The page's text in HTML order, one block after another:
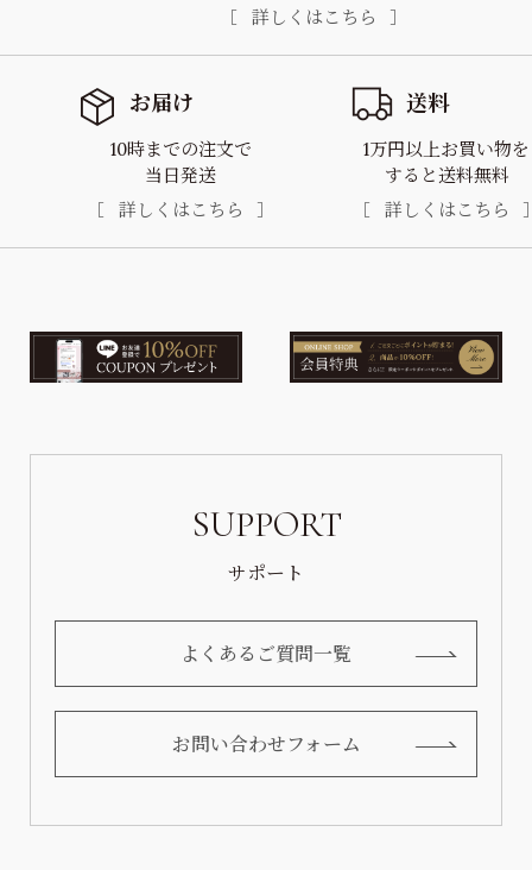
詳しくはこちら
お届け
10時までの注文で
当日発送
詳しくはこちら
送料
1万円以上お買い物を
すると送料無料
詳しくはこちら
SUPPORT
サポート
よくあるご質問一覧
お問い合わせフォーム